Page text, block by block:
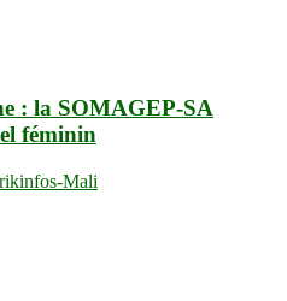
: la SOMAGEP-SA
féminin
Mali